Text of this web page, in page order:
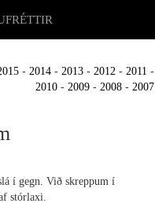
- 2014 - 2013 - 2012 - 2011 -
2010 - 2009 - 2008 - 2007
í gegn. Við skreppum í
stórlaxi.